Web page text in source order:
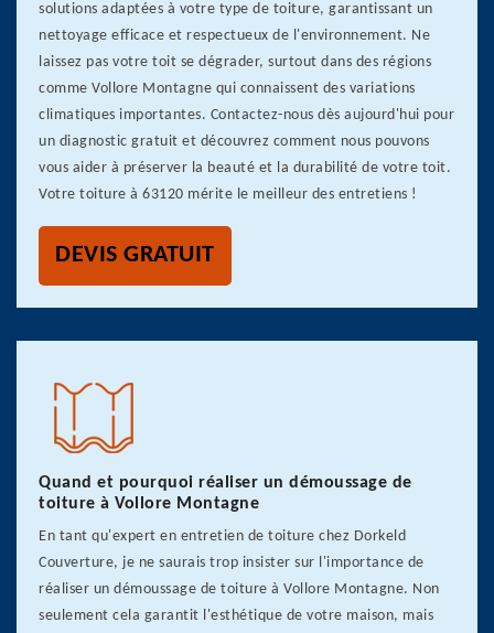
solutions adaptées à votre type de toiture, garantissant un
nettoyage efficace et respectueux de l'environnement. Ne
laissez pas votre toit se dégrader, surtout dans des régions
comme Vollore Montagne qui connaissent des variations
climatiques importantes. Contactez-nous dès aujourd'hui pour
un diagnostic gratuit et découvrez comment nous pouvons
vous aider à préserver la beauté et la durabilité de votre toit.
Votre toiture à 63120 mérite le meilleur des entretiens !
DEVIS GRATUIT
Quand et pourquoi réaliser un démoussage de
toiture à Vollore Montagne
En tant qu'expert en entretien de toiture chez Dorkeld
Couverture, je ne saurais trop insister sur l'importance de
réaliser un démoussage de toiture à Vollore Montagne. Non
seulement cela garantit l'esthétique de votre maison, mais